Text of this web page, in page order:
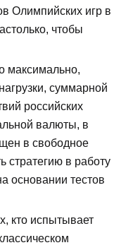
Олимпийских игр в
чтобы
максимально,
суммарной
российских
валюты, в
в свободное
стратегию в работу
основании тестов
кто испытывает